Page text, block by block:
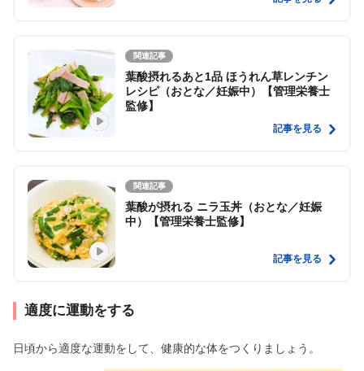
関連記事
葉酸摂れるあと1品 ほうれん草レンチン
レシピ（おとな／妊娠中）【管理栄養士
監修】
記事を見る
関連記事
葉酸が摂れる ニラ玉丼（おとな／妊娠
中）【管理栄養士監修】
記事を見る
適度に運動をする
日頃から適度な運動をして、健康的な体をつくりましょう。